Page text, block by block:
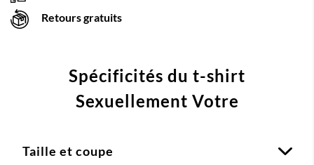
Retours gratuits
Spécificités du t-shirt
Sexuellement Votre
Taille et coupe